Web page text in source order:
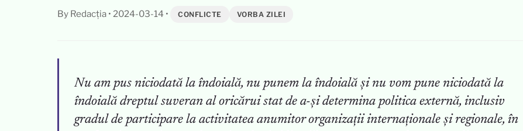
By Redacția • 2024-03-14 • CONFLICTE VORBA ZILEI
Nu am pus niciodată la îndoială, nu punem la îndoială și nu vom pune niciodată la
îndoială dreptul suveran al oricărui stat de a-și determina politica externă, inclusiv
gradul de participare la activitatea anumitor organizații internaționale și regionale, în